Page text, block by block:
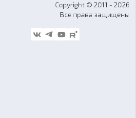
Copyright © 2011 - 2026
Все права защищены